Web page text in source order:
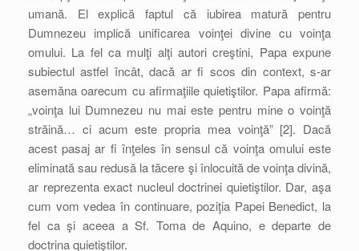
umană. El explică faptul că iubirea matură pentru
Dumnezeu implică unificarea voinţei divine cu voinţa
omului. La fel ca mulţi alţi autori creştini, Papa expune
subiectul astfel încât, dacă ar fi scos din context, s-ar
asemăna oarecum cu afirmaţiile quietiştilor. Papa afirmă:
„voinţa lui Dumnezeu nu mai este pentru mine o voinţă
străină… ci acum este propria mea voinţă” [2]. Dacă
acest pasaj ar fi înţeles în sensul că voinţa omului este
eliminată sau redusă la tăcere şi înlocuită de voinţa divină,
ar reprezenta exact nucleul doctrinei quietiştilor. Dar, aşa
cum vom vedea în continuare, poziţia Papei Benedict, la
fel ca şi aceea a Sf. Toma de Aquino, e departe de
doctrina quietiştilor.